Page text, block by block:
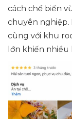
cách chế biến
chuyên nghiệp.
cùng với khu
lớn khiến nhiều